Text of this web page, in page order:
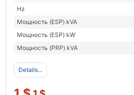
Hz
Мощность (ESP) kVA
Мощность (ESP) kW
Мощность (PRP) kVA
Details...